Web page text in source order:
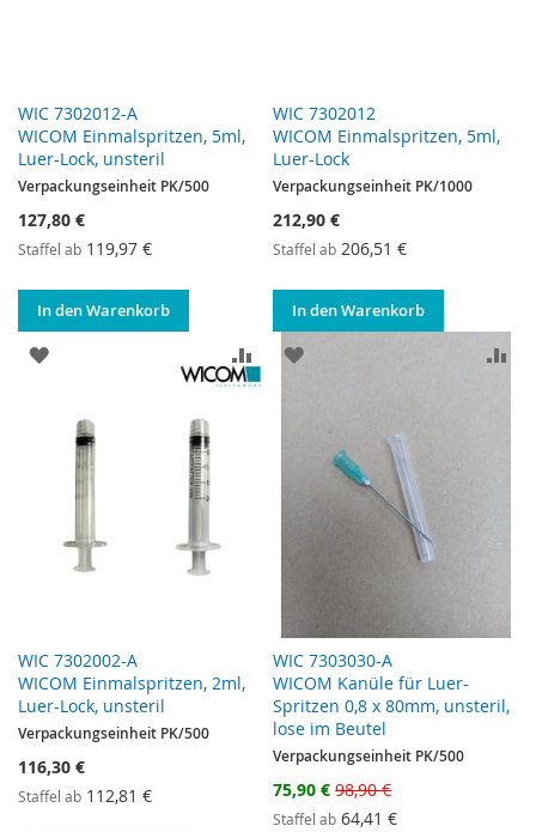
WIC 7302012-A
WICOM Einmalspritzen, 5ml,
Luer-Lock, unsteril
Verpackungseinheit PK/500
127,80 €
Staffel ab 119,97 €
In den Warenkorb
WIC 7302012
WICOM Einmalspritzen, 5ml,
Luer-Lock
Verpackungseinheit PK/1000
212,90 €
Staffel ab 206,51 €
In den Warenkorb
WIC 7302002-A
WICOM Einmalspritzen, 2ml,
Luer-Lock, unsteril
ZUR WUNSCHLISTE HINZUFÜGENZUR VERGLEICHSLISTE
Verpackungseinheit PK/500
116,30 €
Staffel ab 112,81 €
WIC 7303030-A
WICOM Kanüle für Luer-
Spritzen 0,8 x 80mm, unsteril,
lose im Beutel
ZUR WUNSCHLISTE
Verpackungseinheit PK/500
Sonderangebot
75,90 € 98,90 €
Staffel ab 64,41 €